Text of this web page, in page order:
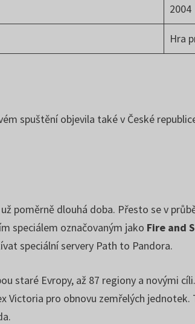
2004
Hra
spuštění objevila také v České
poměrně dlouhá doba. Přesto se v
speciálem označovaným jako Fire and
speciální servery Path to Pandora.
staré Evropy, až 87 regiony a novými
Victoria pro obnovu zemřelých